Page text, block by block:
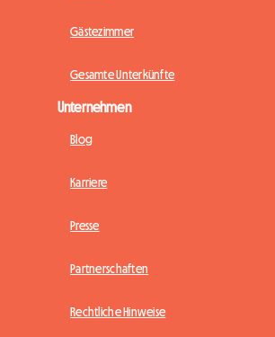
Gästezimmer
Gesamte Unterkünfte
Unternehmen
Blog
Karriere
Presse
Partnerschaften
Rechtliche Hinweise